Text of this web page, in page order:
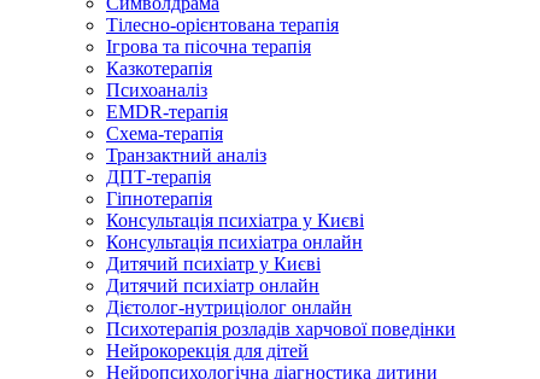
Тілесно-орієнтована терапія
Ігрова та пісочна терапія
Казкотерапія
Психоаналіз
EMDR-терапія
Схема-терапія
Транзактний аналіз
ДПТ-терапія
Гіпнотерапія
Консультація психіатра у Києві
Консультація психіатра онлайн
Дитячий психіатр у Києві
Дитячий психіатр онлайн
Дієтолог-нутриціолог онлайн
Психотерапія розладів харчової поведінки
Нейрокорекція для дітей
Нейропсихологічна діагностика дитини